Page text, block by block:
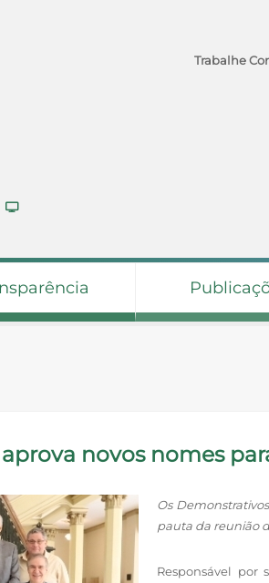
Trabalhe
novos nomes
Os
pauta da reunião
Responsável por